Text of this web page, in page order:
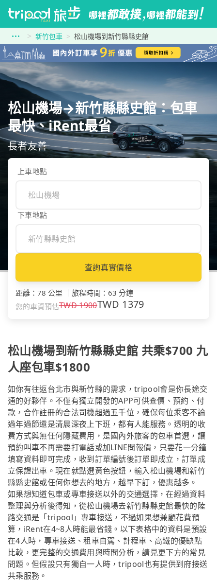
新竹包車 松山機場到新竹縣縣史館
松山機場→新竹縣縣史館：包車
最快、iRent最省
長者友善
上車地點
下車地點
查詢真實價格
距離 ： 78 公里 旅程時間 ： 63 分鐘
您的車資預估TWD1900TWD 1379
松山機場到新竹縣縣史館 共乘$700 九
人座包車$1800
如你有往返台北市與新竹縣的需求，tripool會是你長途交
通的好夥伴。不僅有獨立開發的APP可供查價、預約、付
款，合作註冊的合法司機超過五千位，確保每位乘客不論
過年過節還是清晨深夜上下班，都有人能服務。透明的收
費方式與無任何隱藏費用，是國內外旅客的包車首選，讓
預約叫車不再需要打電話或加LINE問報價，只要花一分鐘
填寫資料即可完成，收到訂單編號後訂單即成立，訂單成
立保證出車。現在就點選黃色按鈕，輸入松山機場和新竹
縣縣史館或任何你想去的地方，越早下訂，優惠越多。
如果想知道包車或專車接送以外的交通選擇，在經過資料
整理與分析後得知，從松山機場去新竹縣縣史館最快的陸
路交通是「tripool」專車接送，不過如果想兼顧花費預
算，iRent在4~8人時能最省錢。以下表格中的資料是預設
在4人時，專車接送、租車自駕、計程車、高鐵的優缺點
比較，更完整的交通費用與時間分析，請見更下方的常見
問題。但假設只有獨自一人時，tripool也有提供到府接送
共乘服務。